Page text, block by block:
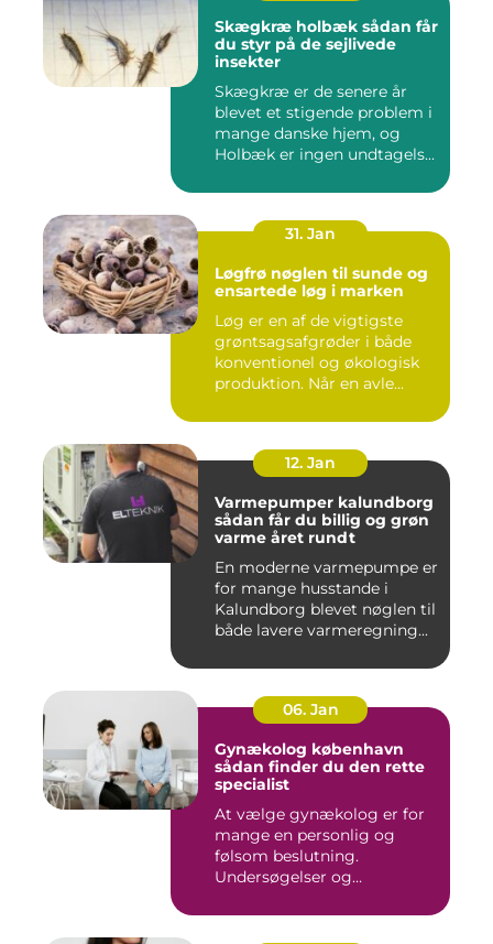
Skægkræ holbæk sådan får
du styr på de sejlivede
insekter
Skægkræ er de senere år
blevet et stigende problem i
mange danske hjem, og
Holbæk er ingen undtagels...
31. Jan
Løgfrø nøglen til sunde og
ensartede løg i marken
Løg er en af de vigtigste
grøntsagsafgrøder i både
konventionel og økologisk
produktion. Når en avle...
12. Jan
Varmepumper kalundborg
sådan får du billig og grøn
varme året rundt
En moderne varmepumpe er
for mange husstande i
Kalundborg blevet nøglen til
både lavere varmeregning...
06. Jan
Gynækolog københavn
sådan finder du den rette
specialist
At vælge gynækolog er for
mange en personlig og
følsom beslutning.
Undersøgelser og